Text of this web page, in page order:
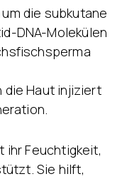
die subkutane
DNA-Molekülen
die Haut injiziert
ihr Feuchtigkeit,
Sie hilft,